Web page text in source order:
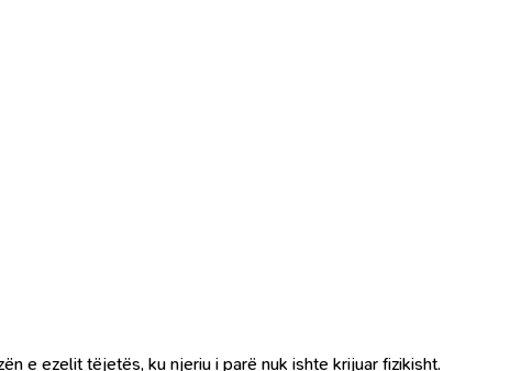
e ezelit tëjetës, ku njeriu i parë nuk ishte krijuar fizikisht.